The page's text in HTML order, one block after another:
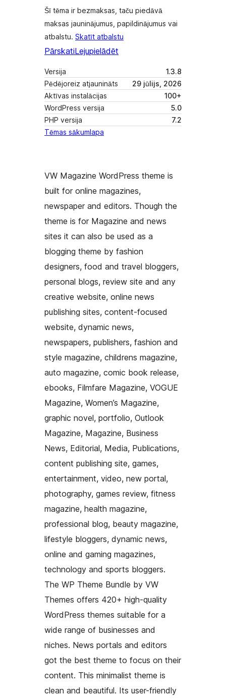
Šī tēma ir bezmaksas, taču piedāvā
maksas jauninājumus, papildinājumus vai
atbalstu. Skatīt atbalstu
PārskatiLejupielādēt
Versija
1.3.8
Pēdējoreiz atjaunināts
29 jūlijs, 2026
Aktīvas instalācijas
100+
WordPress versija
5.0
PHP versija
7.2
Tēmas sākumlapa
VW Magazine WordPress theme is
built for online magazines,
newspaper and editors. Though the
theme is for Magazine and news
sites it can also be used as a
blogging theme by fashion
designers, food and travel bloggers,
personal blogs, review site and any
creative website, online news
publishing sites, content-focused
website, dynamic news,
newspapers, publishers, fashion and
style magazine, childrens magazine,
auto magazine, comic book release,
ebooks, Filmfare Magazine, VOGUE
Magazine, Women’s Magazine,
graphic novel, portfolio, Outlook
Magazine, Magazine, Business
News, Editorial, Media, Publications,
content publishing site, games,
entertainment, video, new portal,
photography, games review, fitness
magazine, health magazine,
professional blog, beauty magazine,
lifestyle bloggers, dynamic news,
online and gaming magazines,
technology and sports bloggers.
The WP Theme Bundle by VW
Themes offers 420+ high-quality
WordPress themes suitable for a
wide range of businesses and
niches. News portals and editors
got the best theme to focus on their
content. This minimalist theme is
clean and beautiful. Its user-friendly